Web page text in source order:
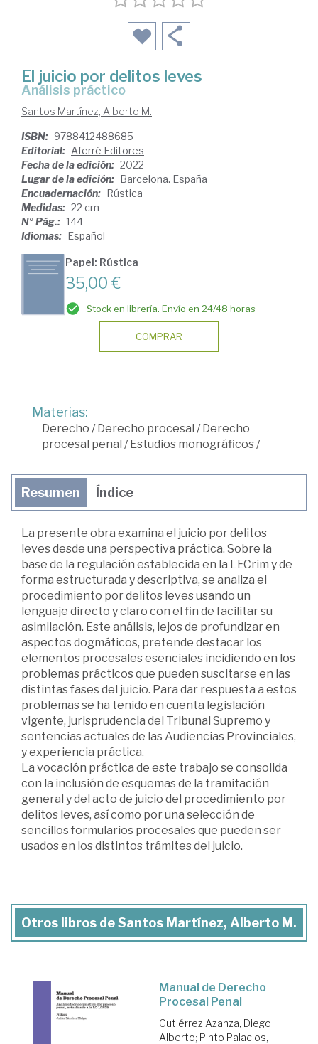
El juicio por delitos leves
Análisis práctico
Santos Martínez, Alberto M.
ISBN: 9788412488685
Editorial: Aferré Editores
Fecha de la edición: 2022
Lugar de la edición: Barcelona. España
Encuadernación: Rústica
Medidas: 22 cm
Nº Pág.: 144
Idiomas: Español
Papel: Rústica
35,00 €
Stock en librería. Envío en 24/48 horas
COMPRAR
Materias:
Derecho /Derecho procesal /Derecho
procesal penal /Estudios monográficos/
Resumen Índice
La presente obra examina el juicio por delitos
leves desde una perspectiva práctica. Sobre la
base de la regulación establecida en la LECrim y de
forma estructurada y descriptiva, se analiza el
procedimiento por delitos leves usando un
lenguaje directo y claro con el fin de facilitar su
asimilación. Este análisis, lejos de profundizar en
aspectos dogmáticos, pretende destacar los
elementos procesales esenciales incidiendo en los
problemas prácticos que pueden suscitarse en las
distintas fases del juicio. Para dar respuesta a estos
problemas se ha tenido en cuenta legislación
vigente, jurisprudencia del Tribunal Supremo y
sentencias actuales de las Audiencias Provinciales,
y experiencia práctica.
La vocación práctica de este trabajo se consolida
con la inclusión de esquemas de la tramitación
general y del acto de juicio del procedimiento por
delitos leves, así como por una selección de
sencillos formularios procesales que pueden ser
usados en los distintos trámites del juicio.
Otros libros de Santos Martínez, Alberto M.
Manual de Derecho
Procesal Penal
Gutiérrez Azanza, Diego
Alberto; Pinto Palacios,